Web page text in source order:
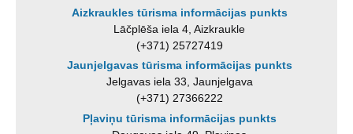
Aizkraukles tūrisma informācijas punkts
Lāčplēša iela 4, Aizkraukle
(+371) 25727419
Jaunjelgavas tūrisma informācijas punkts
Jelgavas iela 33, Jaunjelgava
(+371) 27366222
Pļaviņu tūrisma informācijas punkts